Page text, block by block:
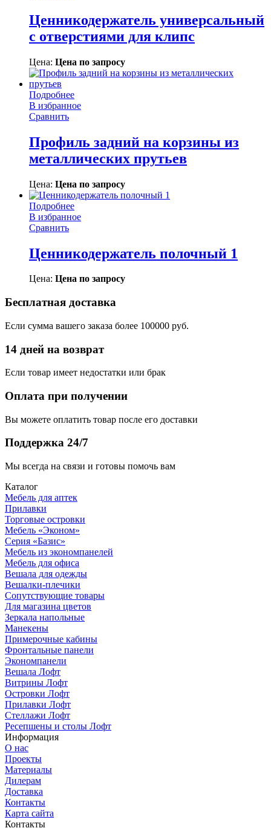
Ценникодержатель универсальный
с отверстиями для клипс
Цена: Цена по запросу
Подробнее
В избранное
Сравнить
Профиль задний на корзины из
металлических прутьев
Цена: Цена по запросу
Подробнее
В избранное
Сравнить
Ценникодержатель полочный 1
Цена: Цена по запросу
Бесплатная доставка
Если сумма вашего заказа более 100000 руб.
14 дней на возврат
Если товар имеет недостатки или брак
Оплата при получении
Вы можете оплатить товар после его доставки
Поддержка 24/7
Мы всегда на связи и готовы помочь вам
Каталог
Мебель для аптек
Прилавки
Торговые островки
Мебель «Эконом»
Серия «Базис»
Мебель из экономпанелей
Мебель для офиса
Вешала для одежды
Вешалки-плечики
Сопутствующие товары
Для магазина цветов
Зеркала напольные
Манекены
Примерочные кабины
Фронтальные панели
Экономпанели
Вешала Лофт
Витрины Лофт
Островки Лофт
Прилавки Лофт
Стеллажи Лофт
Ресепшены и столы Лофт
Информация
О нас
Проекты
Материалы
Дилерам
Доставка
Контакты
Карта сайта
Контакты